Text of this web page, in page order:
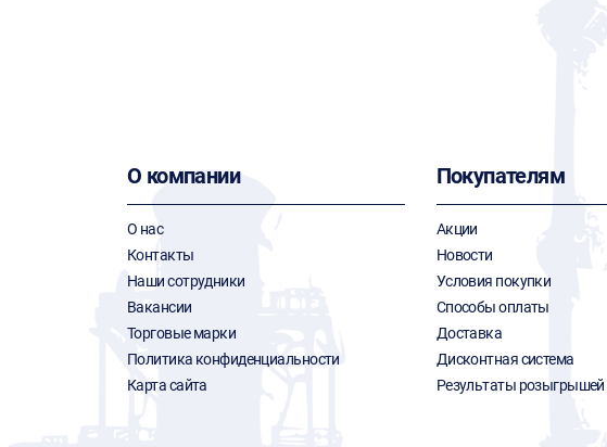
О компании
О нас
Контакты
Наши сотрудники
Вакансии
Торговые марки
Политика конфиденциальности
Карта сайта
Покупателям
Акции
Новости
Условия покупки
Способы оплаты
Доставка
Дисконтная система
Результаты розыгрышей